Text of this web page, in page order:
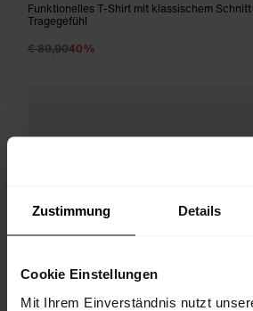
Zustimmung Details
Cookie Einstellungen
Mit Ihrem Einverständnis nutzt
Funktionelles T-Shirt mit klassischem
Tragegefühl
€ 89,9040%